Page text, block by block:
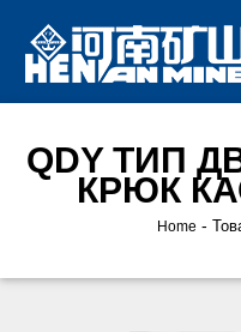
QDY ТИП
КРЮК
Home -